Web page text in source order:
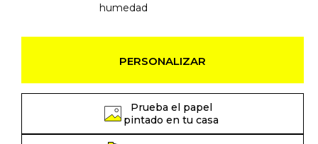
humedad
PERSONALIZAR
Prueba el papel
pintado en tu casa